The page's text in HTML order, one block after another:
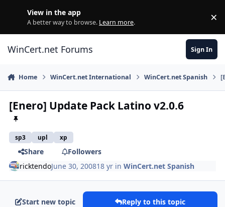
View in the app
A better way to browse. Learn more. ×
WinCert.net Forums Sign In
Home WinCert.net International WinCert.net Spanish
[Enero] Update Pack Latino v2.0.6
sp3 upl xp
Share
Followers
ricktendoJune 30, 200818 yr inWinCert.net Spanish
Start new topic Reply to this topic